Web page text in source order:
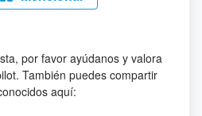
por favor ayúdanos y valora
También puedes compartir
aquí: